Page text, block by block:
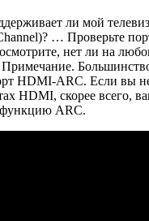
ли мой
… Проверьте
нет ли на
HDMI-ARC. Если вы
HDMI, скорее всего,
ARC.